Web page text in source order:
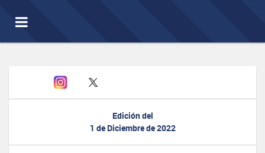
Toggle
navigation
Edición del
1 de Diciembre de 2022